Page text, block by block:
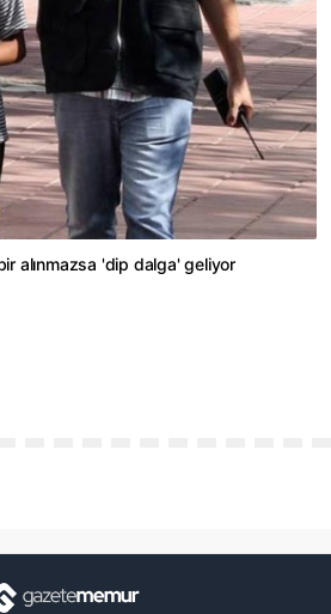
alınmazsa 'dip dalga' geliyor